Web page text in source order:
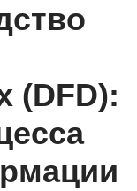
(DFD):